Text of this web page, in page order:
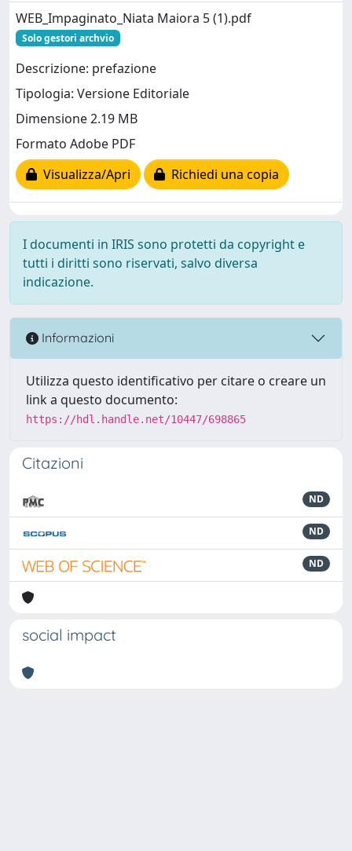
WEB_Impaginato_Niata Maiora 5 (1).pdf
Solo gestori archvio
Descrizione: prefazione
Tipologia: Versione Editoriale
Dimensione 2.19 MB
Formato Adobe PDF
Visualizza/Apri
Richiedi una copia
I documenti in IRIS sono protetti da copyright e
tutti i diritti sono riservati, salvo diversa
indicazione.
Informazioni
Utilizza questo identificativo per citare o creare un
link a questo documento:
https://hdl.handle.net/10447/698865
Citazioni
ND
ND
ND
social impact